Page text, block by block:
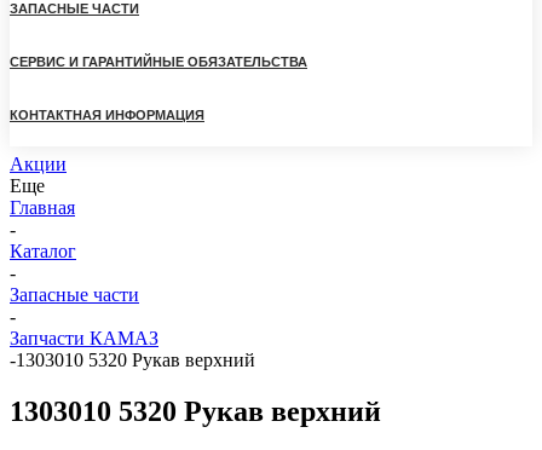
ЗАПАСНЫЕ ЧАСТИ
СЕРВИС И ГАРАНТИЙНЫЕ ОБЯЗАТЕЛЬСТВА
КОНТАКТНАЯ ИНФОРМАЦИЯ
Акции
Еще
Главная
-
Каталог
-
Запасные части
-
Запчасти КАМАЗ
-1303010 5320 Рукав верхний
1303010 5320 Рукав верхний